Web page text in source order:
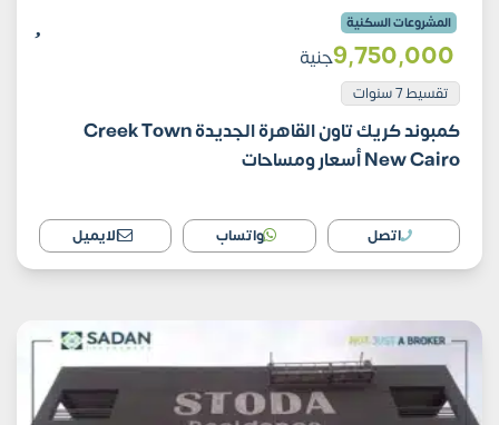
المشروعات السكنية
9٬750٬000جنية
تقسيط 7 سنوات
كمبوند كريك تاون القاهرة الجديدة Creek Town
New Cairo أسعار ومساحات
اتصل واتساب الايميل